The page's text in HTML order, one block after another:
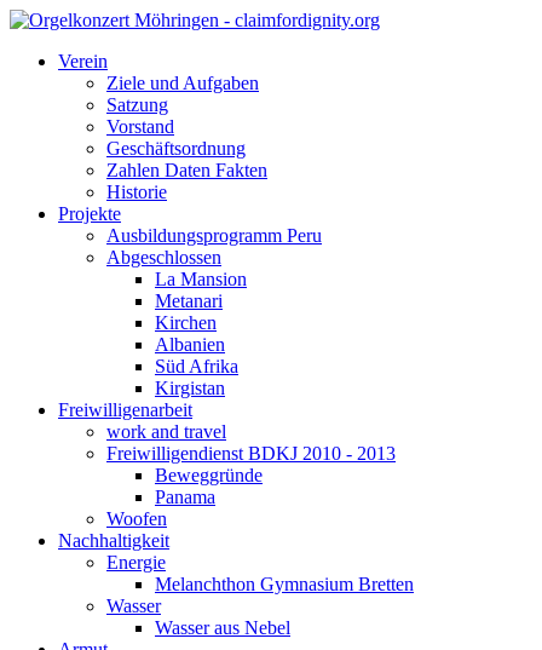
Verein
Ziele und Aufgaben
Satzung
Vorstand
Geschäftsordnung
Zahlen Daten Fakten
Historie
Projekte
Ausbildungsprogramm Peru
Abgeschlossen
La Mansion
Metanari
Kirchen
Albanien
Süd Afrika
Kirgistan
Freiwilligenarbeit
work and travel
Freiwilligendienst BDKJ 2010 - 2013
Beweggründe
Panama
Woofen
Nachhaltigkeit
Energie
Melanchthon Gymnasium Bretten
Wasser
Wasser aus Nebel